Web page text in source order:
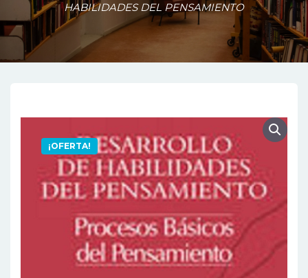
HABILIDADES DEL PENSAMIENTO
¡OFERTA!